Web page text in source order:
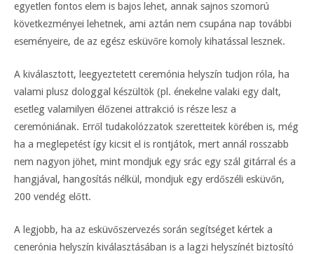
egyetlen fontos elem is bajos lehet, annak sajnos szomorú
következményei lehetnek, ami aztán nem csupána nap további
eseményeire, de az egész esküvőre komoly kihatással lesznek.
A kiválasztott, leegyeztetett ceremónia helyszín tudjon róla, ha
valami plusz dologgal készültök (pl. énekelne valaki egy dalt,
esetleg valamilyen élőzenei attrakció is része lesz a
ceremóniának. Erről tudakolózzatok szeretteitek körében is, még
ha a meglepetést így kicsit el is rontjátok, mert annál rosszabb
nem nagyon jöhet, mint mondjuk egy srác egy szál gitárral és a
hangjával, hangosítás nélkül, mondjuk egy erdőszéli esküvőn,
200 vendég előtt.
A legjobb, ha az esküvőszervezés során segítséget kértek a
cenerónia helyszín kiválasztásában is a lagzi helyszínét biztosító